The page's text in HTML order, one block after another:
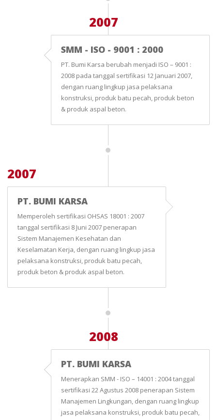
2007
SMM - ISO - 9001 : 2000
PT. Bumi Karsa berubah menjadi ISO – 9001 :
2008 pada tanggal sertifikasi 12 Januari 2007,
dengan ruang lingkup jasa pelaksana
konstruksi, produk batu pecah, produk beton
& produk aspal beton.
2007
PT. BUMI KARSA
Memperoleh sertifikasi OHSAS 18001 : 2007
tanggal sertifikasi 8 Juni 2007 penerapan
Sistem Manajemen Kesehatan dan
Keselamatan Kerja, dengan ruang lingkup jasa
pelaksana konstruksi, produk batu pecah,
produk beton & produk aspal beton.
2008
PT. BUMI KARSA
Menerapkan SMM - ISO – 14001 : 2004 tanggal
sertifikasi 22 Agustus 2008 penerapan Sistem
Manajemen Lingkungan, dengan ruang lingkup
jasa pelaksana konstruksi, produk batu pecah,